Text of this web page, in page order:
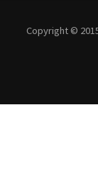
Copyright ©